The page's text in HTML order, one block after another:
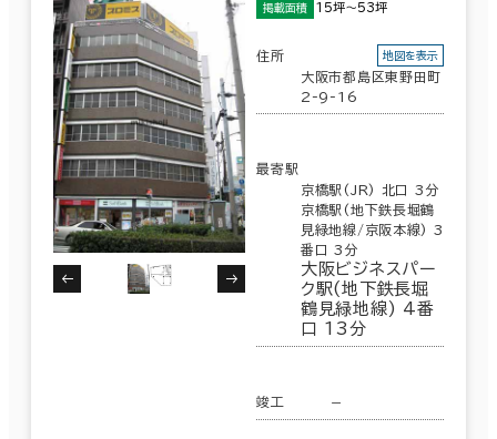
掲載面積 15坪～53坪
住所
大阪市都島区東野田町
2-9-16
地図を表示
最寄駅
京橋駅(JR) 北口 3分
京橋駅(地下鉄長堀鶴
見緑地線/京阪本線) 3
番口 3分
大阪ビジネスパー
ク駅(地下鉄長堀
鶴見緑地線) 4番
口 13分
竣工 －